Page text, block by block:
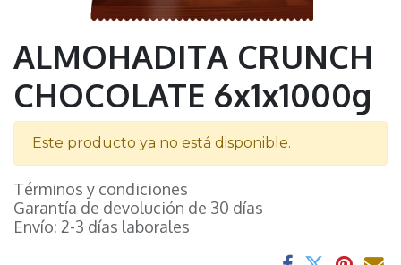
ALMOHADITA CRUNCH
CHOCOLATE 6x1x1000g
Este producto ya no está disponible.
Términos y condiciones
Garantía de devolución de 30 días
Envío: 2-3 días laborales